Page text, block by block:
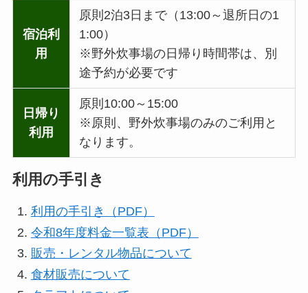
宿泊利
用
原則2泊3日まで（13:00～退所日の1
1:00）
※野外炊事場の日帰り時間帯は、別
途予約が必要です
日帰り
利用
原則10:00～15:00
※原則、野外炊事場のみのご利用と
なります。
利用の手引き
利用の手引き（PDF）
令和8年度料金一覧表（PDF）
販売・レンタル物品について
食材販売について